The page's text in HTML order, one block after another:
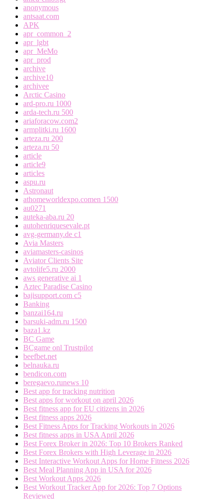
anonymous
antsaat.com
APK
apr_common_2
apr_lgbt
apr_MeMo
apr_prod
archive
archive10
archivee
Arctic Casino
ard-pro.ru 1000
arda-tech.ru 500
ariaforacow.com2
armplitki.ru 1600
arteza.ru 200
arteza.ru 50
article
article9
articles
aspu.ru
Astronaut
athomeworldexpo.comen 1500
au0271
auteka-aba.ru 20
autohenriquesevale.pt
avg-germany.de c1
Avia Masters
aviamasters-casinos
Aviator Clients Site
avtolife5.ru 2000
aws generative ai 1
Aztec Paradise Casino
bajisupport.com c5
Banking
banzai164.ru
barsuki-adm.ru 1500
baza1.kz
BC Game
BCgame onl Trustpilot
beefbet.net
belnauka.ru
bendicon.com
beregaevo.runews 10
Best app for tracking nutrition
Best apps for workout on april 2026
Best fitness app for EU citizens in 2026
Best fitness apps 2026
Best Fitness Apps for Tracking Workouts in 2026
Best fitness apps in USA April 2026
Best Forex Broker in 2026: Top 10 Brokers Ranked
Best Forex Brokers with High Leverage in 2026
Best Interactive Workout Apps for Home Fitness 2026
Best Meal Planning App in USA for 2026
Best Workout Apps 2026
Best Workout Tracker App for 2026: Top 7 Options
Reviewed